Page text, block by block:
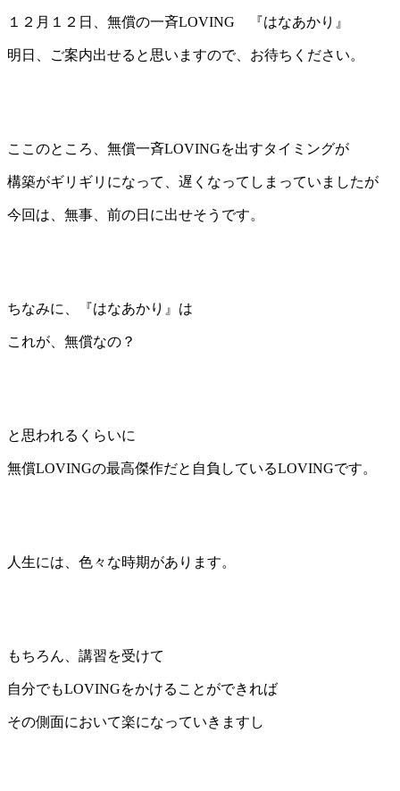
１２月１２日、無償の一斉LOVING 『はなあかり』
明日、ご案内出せると思いますので、お待ちください。
ここのところ、無償一斉LOVINGを出すタイミングが
構築がギリギリになって、遅くなってしまっていましたが
今回は、無事、前の日に出せそうです。
ちなみに、『はなあかり』は
これが、無償なの？
と思われるくらいに
無償LOVINGの最高傑作だと自負しているLOVINGです。
人生には、色々な時期があります。
もちろん、講習を受けて
自分でもLOVINGをかけることができれば
その側面において楽になっていきますし